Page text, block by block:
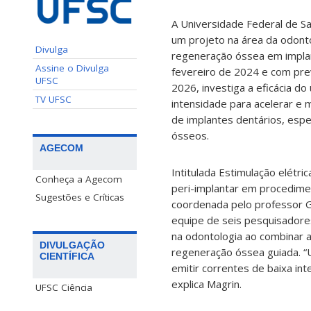
Divulga
Assine o Divulga
UFSC
TV UFSC
AGECOM
Conheça a Agecom
Sugestões e Críticas
DIVULGAÇÃO
CIENTÍFICA
UFSC Ciência
A Universidade Federal de
um projeto na área da
regeneração óssea em
fevereiro de 2024 e com
2026, investiga a eficácia
intensidade para acelerar e
de implantes dentários,
ósseos.
Intitulada Estimulação
peri-implantar em
coordenada pelo professor
equipe de seis
na odontologia ao combinar
regeneração óssea guiada.
emitir correntes de baixa
explica Magrin.